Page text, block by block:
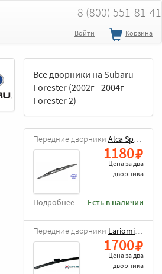
8 (800) 551-81-41
Войти Корзина
Все дворники на Subaru
Forester (2002г - 2004г
Forester 2)
Передние дворники Alca Special
1180
Цена задва
дворника
Есть в наличии
Подробнее
Передние дворники Lariomi Hybrid
1700
Цена задва
дворника